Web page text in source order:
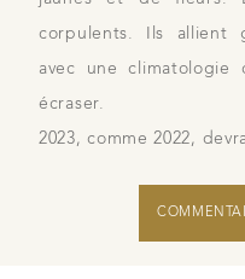
corpulents. Ils allient
avec une climatologie
écraser.
2023, comme 2022,